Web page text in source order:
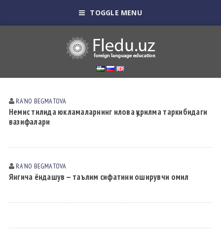
TOGGLE MENU
RAʼNO BEGMАTOVА
Немис тилида юкламаларнинг илова қурилма таркибидаги
вазифалари
RAʼNO BEGMАTOVА
Янгича ёндашув — таълим сифатини оширувчи омил